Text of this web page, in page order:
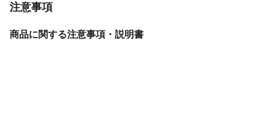
注意事項
商品に関する注意事項・説明書